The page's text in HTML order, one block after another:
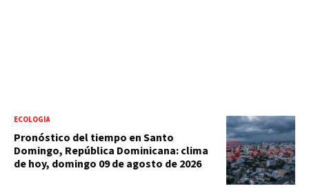
ECOLOGÍA
Pronóstico del tiempo en Santo
Domingo, República Dominicana: clima
de hoy, domingo 09 de agosto de 2026